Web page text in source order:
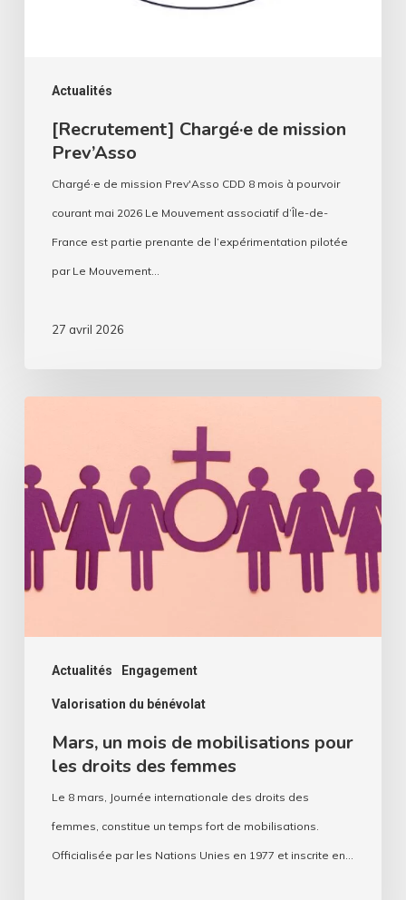
Actualités
[Recrutement] Chargé·e de mission
Prev’Asso
Chargé·e de mission Prev'Asso CDD 8 mois à pourvoir
courant mai 2026 Le Mouvement associatif d’Île-de-
France est partie prenante de l’expérimentation pilotée
par Le Mouvement…
27 avril 2026
Actualités Engagement
Valorisation du bénévolat
mois
mobilisations
pour
les
des
femmes
Mars, un mois de mobilisations pour
les droits des femmes
Le 8 mars, Journée internationale des droits des
femmes, constitue un temps fort de mobilisations.
Officialisée par les Nations Unies en 1977 et inscrite en…